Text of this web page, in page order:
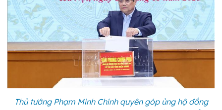
Thủ tướng Phạm Minh Chính quyên góp ủng hộ đồng